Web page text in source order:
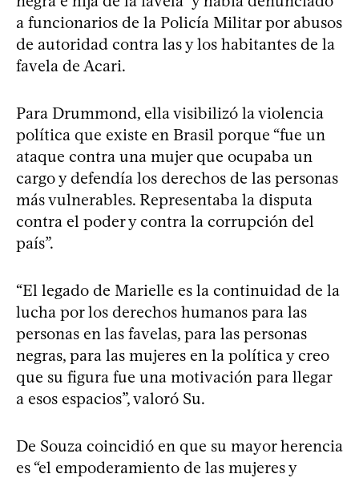
a funcionarios de la Policía Militar por abusos
de autoridad contra las y los habitantes de la
favela de Acari.
Para Drummond, ella visibilizó la violencia
política que existe en Brasil porque “fue un
ataque contra una mujer que ocupaba un
cargo y defendía los derechos de las personas
más vulnerables. Representaba la disputa
contra el poder y contra la corrupción del
país”.
“El legado de Marielle es la continuidad de la
lucha por los derechos humanos para las
personas en las favelas, para las personas
negras, para las mujeres en la política y creo
que su figura fue una motivación para llegar
a esos espacios”, valoró Su.
De Souza coincidió en que su mayor herencia
es “el empoderamiento de las mujeres y